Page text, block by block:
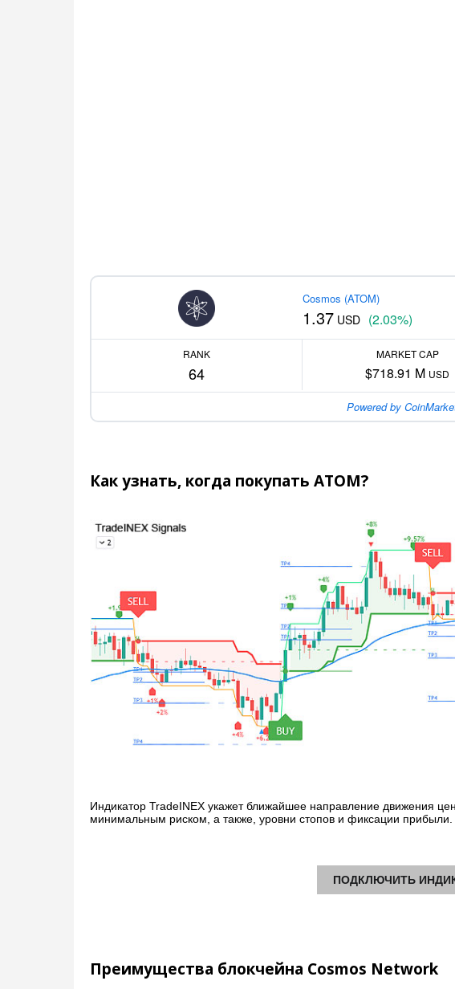
Cosmos (ATOM)
1.37 USD (2.03%)
RANK
64
MARKET CAP
$718.91 M USD
Powered by
Как узнать, когда покупать ATOM?
Индикатор TradeINEX укажет ближайшее направление движения
минимальным риском, а также, уровни стопов и фиксации прибыли.
ПОДКЛЮЧИТЬ
Преимущества блокчейна Cosmos Network